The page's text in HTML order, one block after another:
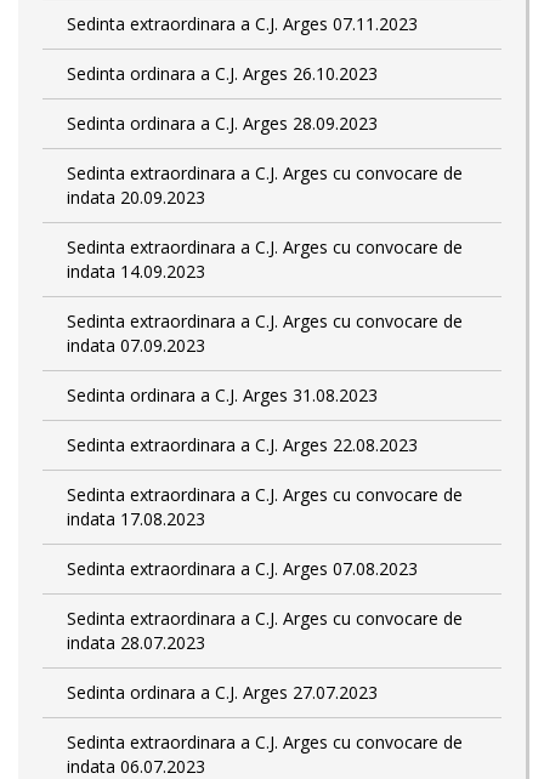
Sedinta extraordinara a C.J. Arges 07.11.2023
Sedinta ordinara a C.J. Arges 26.10.2023
Sedinta ordinara a C.J. Arges 28.09.2023
Sedinta extraordinara a C.J. Arges cu convocare de
indata 20.09.2023
Sedinta extraordinara a C.J. Arges cu convocare de
indata 14.09.2023
Sedinta extraordinara a C.J. Arges cu convocare de
indata 07.09.2023
Sedinta ordinara a C.J. Arges 31.08.2023
Sedinta extraordinara a C.J. Arges 22.08.2023
Sedinta extraordinara a C.J. Arges cu convocare de
indata 17.08.2023
Sedinta extraordinara a C.J. Arges 07.08.2023
Sedinta extraordinara a C.J. Arges cu convocare de
indata 28.07.2023
Sedinta ordinara a C.J. Arges 27.07.2023
Sedinta extraordinara a C.J. Arges cu convocare de
indata 06.07.2023